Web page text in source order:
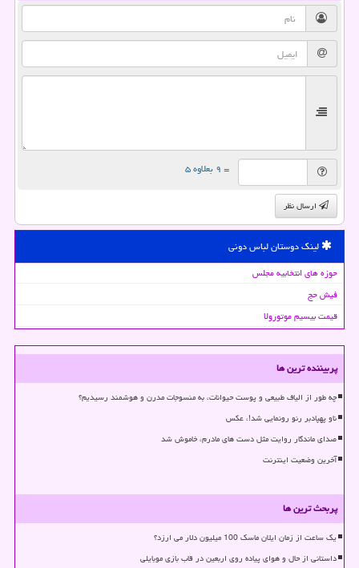
= ۹ بعلاوه ۵
ارسال نظر
لینک دوستان لباس دونی
حوزه های انتخابیه مجلس
فیش حج
قیمت بیسیم موتورولا
پربیننده ترین ها
چه طور از الیاف طبیعی و پوست حیوانات، به منسوجات مدرن و هوشمند رسیدیم؟
ناو پهپادبر رنو رونمایی شد!، عکس
صدای ماندگار روایت مثل دست های مادرم، خاموش شد
آخرین وضعیت اینترنت
پربحث ترین ها
یک ساعت از زمان ایلان ماسک 100 میلیون دلار می ارزد؟
داستانی از حال و هوای پیاده روی اربعین در قاب بازی موبایلی